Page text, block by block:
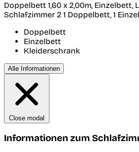
Doppelbett 1,60 x 2,00m, Einzelbett,
Schlafzimmer 2 1 Doppelbett, 1
Doppelbett
Einzelbett
Kleiderschrank
Alle Informationen
Close modal
Informationen zum